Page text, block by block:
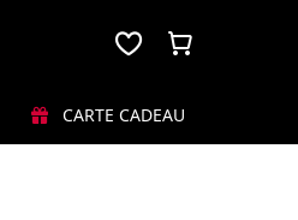
CARTE CADEAU